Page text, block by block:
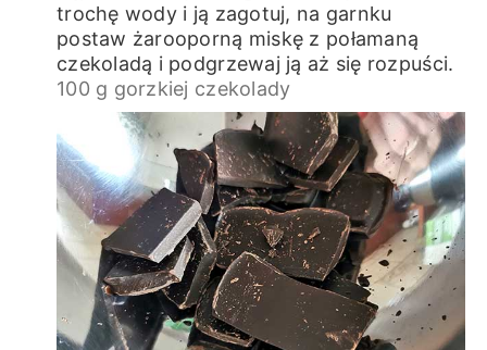
trochę wody i ją zagotuj, na garnku
postaw żarooporną miskę z połamaną
czekoladą i podgrzewaj ją aż się rozpuści.
100 g gorzkiej czekolady